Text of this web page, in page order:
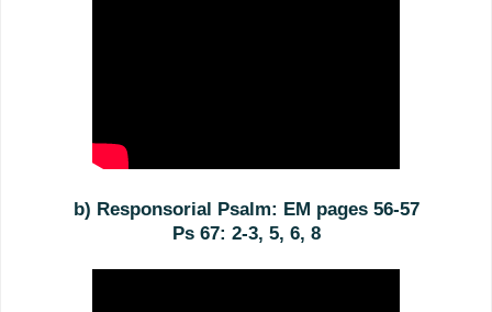
b) Responsorial Psalm: EM pages 56-57
Ps 67: 2-3, 5, 6, 8